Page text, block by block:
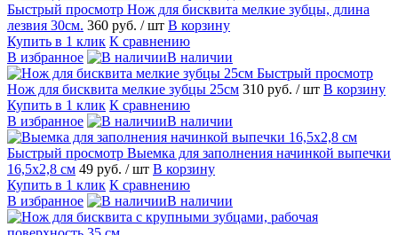
Быстрый просмотр Нож для бисквита мелкие зубцы, длина
лезвия 30см. 360 руб. / шт В корзину
Купить в 1 клик К сравнению
В избранное
В наличии
Быстрый просмотр
Нож для бисквита мелкие зубцы 25см 310 руб. / шт В корзину
Купить в 1 клик К сравнению
В избранное
В наличии
Быстрый просмотр Выемка для заполнения начинкой выпечки
16,5х2,8 см 49 руб. / шт В корзину
Купить в 1 клик К сравнению
В избранное
В наличии